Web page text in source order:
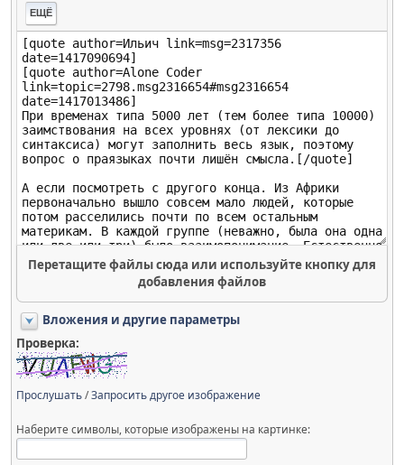
ЕЩЁ
Перетащите файлы сюда или используйте кнопку для
добавления файлов
Вложения и другие параметры
Проверка:
Прослушать/Запросить другое изображение
Наберите символы, которые изображены на картинке: